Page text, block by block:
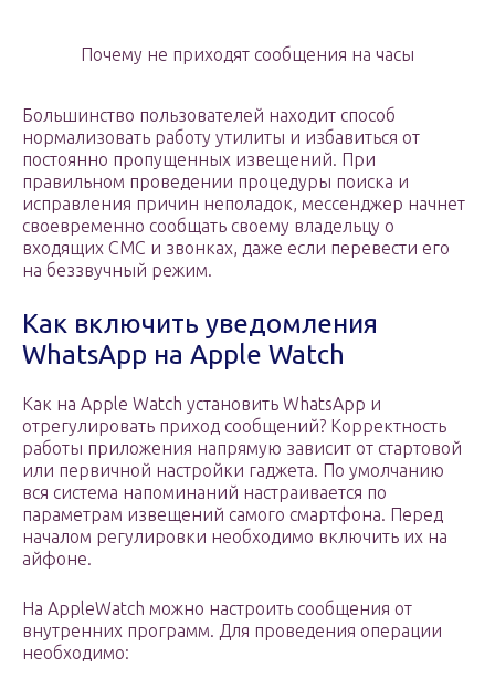
Почему не приходят сообщения на часы
Большинство пользователей находит способ
нормализовать работу утилиты и избавиться от
постоянно пропущенных извещений. При
правильном проведении процедуры поиска и
исправления причин неполадок, мессенджер начнет
своевременно сообщать своему владельцу о
входящих СМС и звонках, даже если перевести его
на беззвучный режим.
Как включить уведомления
WhatsApp на Apple Watch
Как на Apple Watch установить WhatsApp и
отрегулировать приход сообщений? Корректность
работы приложения напрямую зависит от стартовой
или первичной настройки гаджета. По умолчанию
вся система напоминаний настраивается по
параметрам извещений самого смартфона. Перед
началом регулировки необходимо включить их на
айфоне.
На AppleWatch можно настроить сообщения от
внутренних программ. Для проведения операции
необходимо: